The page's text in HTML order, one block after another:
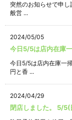
突然のお知らせで申
般営 ...
2024/05/05
今日5/5は店内在庫
今日5/5は店内在庫一
円と香 ...
2024/04/29
閉店しました。 5/